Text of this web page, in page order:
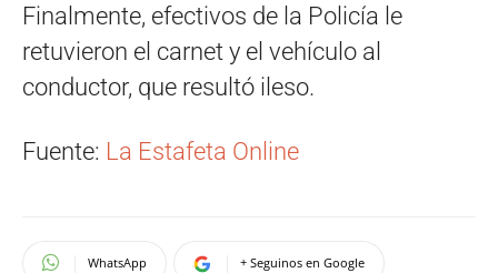
Finalmente, efectivos de la Policía le
retuvieron el carnet y el vehículo al
conductor, que resultó ileso.
Fuente: La Estafeta Online
WhatsApp + Seguinos en Google